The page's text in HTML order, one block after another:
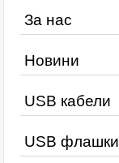
За нас
Новини
USB кабели
USB флашки